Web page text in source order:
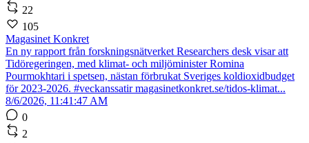
22
105
Magasinet Konkret
En ny rapport från forskningsnätverket Researchers desk visar att
Tidöregeringen, med klimat- och miljöminister Romina
Pourmokhtari i spetsen, nästan förbrukat Sveriges koldioxidbudget
för 2023-2026. #veckanssatir magasinetkonkret.se/tidos-klimat...
8/6/2026, 11:41:47 AM
0
2